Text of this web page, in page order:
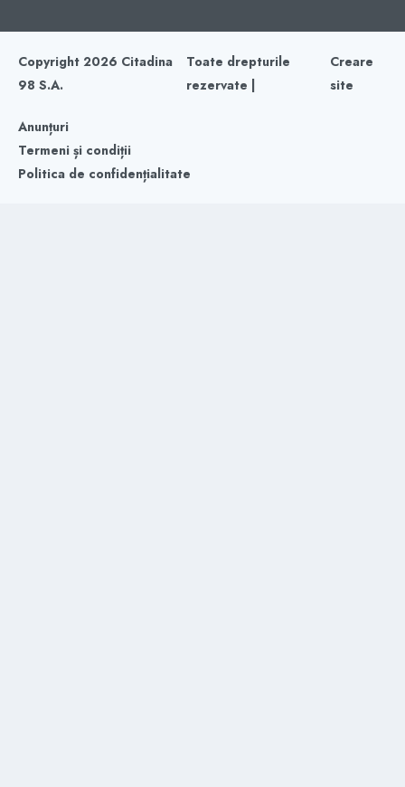
Copyright 2026 Citadina
98 S.A.
Toate drepturile
rezervate |
Creare
site
Anunțuri
Termeni și condiții
Politica de confidențialitate